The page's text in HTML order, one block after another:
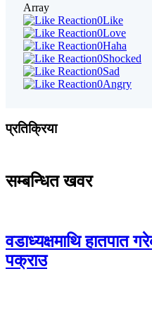
Array
0Like
0Love
0Haha
0Shocked
0Sad
0Angry
प्रतिक्रिया
सम्बन्धित खवर
वडाध्यक्षमाथि हातपात
पक्राउ